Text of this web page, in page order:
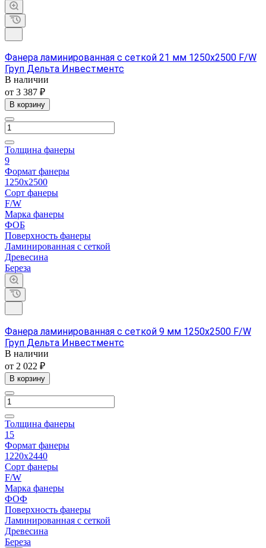
Фанера ламинированная с сеткой 21 мм 1250х2500 F/W
Груп Дельта Инвестментс
В наличии
от 3 387 ₽
В корзину
Толщина фанеры
9
Формат фанеры
1250х2500
Сорт фанеры
F/W
Марка фанеры
ФОБ
Поверхность фанеры
Ламинированная с сеткой
Древесина
Береза
Фанера ламинированная с сеткой 9 мм 1250х2500 F/W
Груп Дельта Инвестментс
В наличии
от 2 022 ₽
В корзину
Толщина фанеры
15
Формат фанеры
1220х2440
Сорт фанеры
F/W
Марка фанеры
ФОФ
Поверхность фанеры
Ламинированная с сеткой
Древесина
Береза